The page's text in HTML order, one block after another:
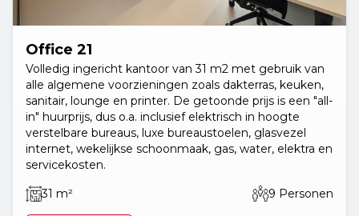
Office 21
Volledig ingericht kantoor van 31 m2 met gebruik van
alle algemene voorzieningen zoals dakterras, keuken,
sanitair, lounge en printer. De getoonde prijs is een "all-
in" huurprijs, dus o.a. inclusief elektrisch in hoogte
verstelbare bureaus, luxe bureaustoelen, glasvezel
internet, wekelijkse schoonmaak, gas, water, elektra en
servicekosten.
31 m²
9 Personen